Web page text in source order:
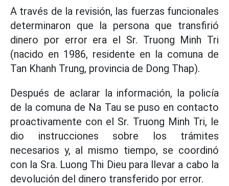
A través de la revisión, las fuerzas funcionales
determinaron que la persona que transfirió
dinero por error era el Sr. Truong Minh Tri
(nacido en 1986, residente en la comuna de
Tan Khanh Trung, provincia de Dong Thap).
Después de aclarar la información, la policía
de la comuna de Na Tau se puso en contacto
proactivamente con el Sr. Truong Minh Tri, le
dio instrucciones sobre los trámites
necesarios y, al mismo tiempo, se coordinó
con la Sra. Luong Thi Dieu para llevar a cabo la
devolución del dinero transferido por error.